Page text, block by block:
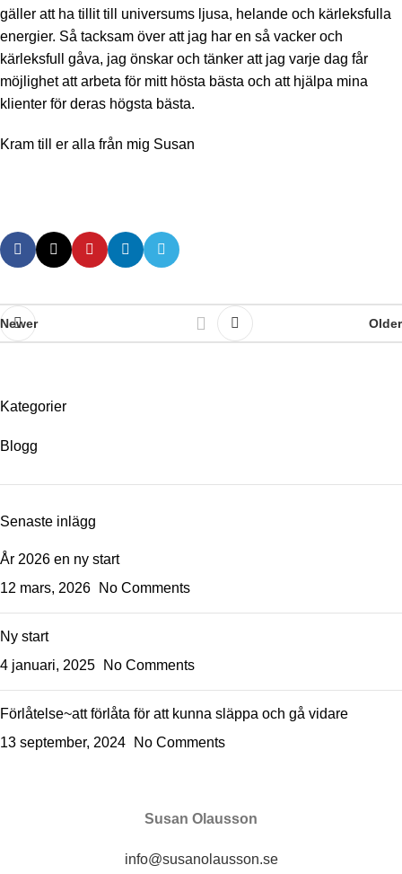
gäller att ha tillit till universums ljusa, helande och kärleksfulla
energier. Så tacksam över att jag har en så vacker och
kärleksfull gåva, jag önskar och tänker att jag varje dag får
möjlighet att arbeta för mitt hösta bästa och att hjälpa mina
klienter för deras högsta bästa.
Kram till er alla från mig Susan
Newer Older
Kategorier
Blogg
Senaste inlägg
År 2026 en ny start
12 mars, 2026
No Comments
Ny start
4 januari, 2025
No Comments
Förlåtelse~att förlåta för att kunna släppa och gå vidare
13 september, 2024
No Comments
Susan Olausson
info@susanolausson.se